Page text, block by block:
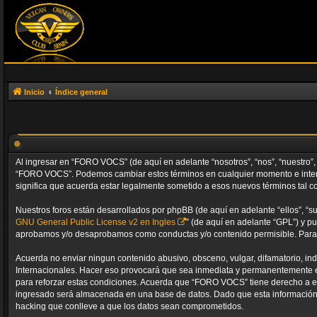
Inicio Índice general
Al ingresar en “FORO VOCS” (de aquí en adelante “nosotros”, “nos”,
“FORO VOCS”. Podemos cambiar estos términos en cualquier momento e
significa que acuerda estar legalmente sometido a esos nuevos términos tal
Nuestros foros están desarrollados por phpBB (de aquí en adelante “ellos”,
GNU General Public License v2 en Ingles
” (de aquí en adelante “GPL”) y
aprobamos y/o desaprobamos como conductas y/o contenido permisible.
Acuerda no enviar ningun contenido abusivo, obsceno, vulgar, difamatorio,
Internacionales. Hacer eso provocará que sea inmediata y
para reforzar estas condiciones. Acuerda que “FORO VOCS” tiene derecho
ingresado será almacenada en una base de datos. Dado que esta
hacking que conlleve a que los datos sean comprometidos.